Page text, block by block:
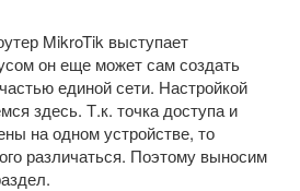
MikroTik выступает
он еще может сам создать
единой сети. Настройкой
здесь. Т.к. точка доступа и
на одном устройстве, то
различаться. Поэтому выносим